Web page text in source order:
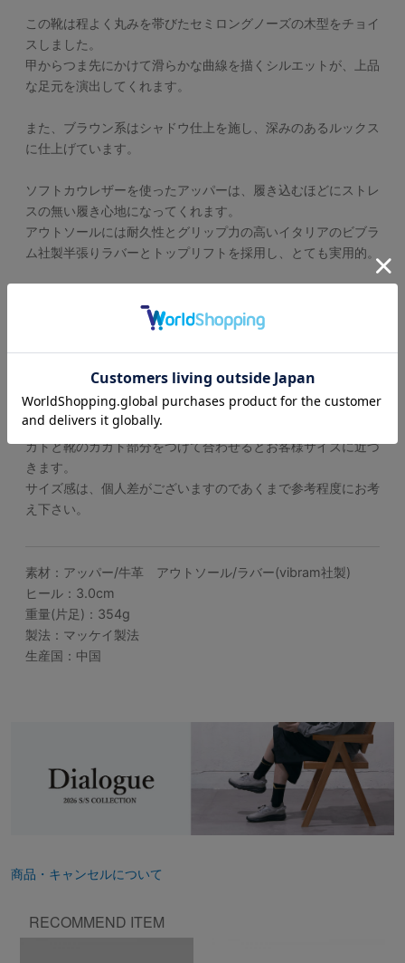
この靴は程よく丸みを帯びたセミロングノーズの木型をチョイ
スしました。
甲からつま先にかけて滑らかな曲線を描くシルエットが、上品
な足元を演出してくれます。
また、ブラウン系はシャドウ仕上を施し、深みのあるルックス
に仕上げています。
ソフトカウレザーを使ったアッパーは、履き込むほどにストレ
スの無い履き心地になってくれます。
アウトソールには耐久性とグリップ力の高いイタリアのビブラ
ム社製半張りラバーとトップリフトを採用し、とても実用的。
足のサイズが25.5cmのスタッフで、25.5cm商品サイズがち
ょうどよかったです。
デザイン上つま先に少し捨て寸法が入っていますので、足のカ
カトと靴のカカト部分をつけて合わせるとお客様サイズに近づ
きます。
サイズ感は、個人差がございますのであくまで参考程度にお考
え下さい。
素材：アッパー/牛革 アウトソール/ラバー(vibram社製)
ヒール：3.0cm
重量(片足)：354g
製法：マッケイ製法
生産国：中国
商品・キャンセルについて
RECOMMEND ITEM